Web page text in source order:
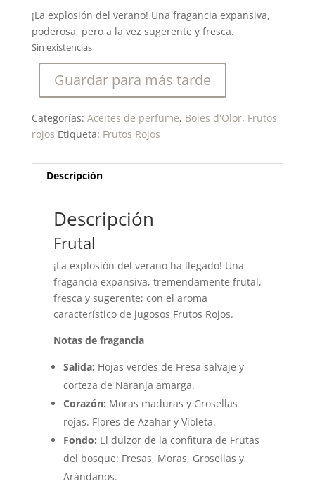
¡La explosión del verano! Una fragancia expansiva,
poderosa, pero a la vez sugerente y fresca.
Sin existencias
Guardar para más tarde
Categorías: Aceites de perfume, Boles d'Olor, Frutos
rojos Etiqueta: Frutos Rojos
Descripción
Descripción
Frutal
¡La explosión del verano ha llegado! Una
fragancia expansiva, tremendamente frutal,
fresca y sugerente; con el aroma
característico de jugosos Frutos Rojos.
Notas de fragancia
Salida: Hojas verdes de Fresa salvaje y
corteza de Naranja amarga.
Corazón: Moras maduras y Grosellas
rojas. Flores de Azahar y Violeta.
Fondo: El dulzor de la confitura de Frutas
del bosque: Fresas, Moras, Grosellas y
Arándanos.